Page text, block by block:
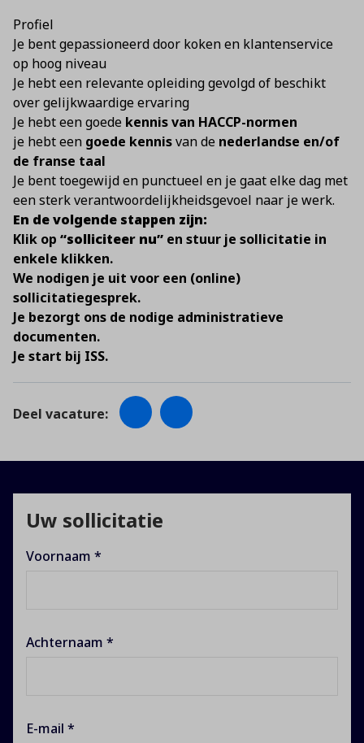
Profiel
Je bent gepassioneerd door koken en klantenservice
op hoog niveau
Je hebt een relevante opleiding gevolgd of beschikt
over gelijkwaardige ervaring
Je hebt een goede kennis van HACCP-normen
je hebt een goede kennisvan de nederlandse en/of
de franse taal
Je bent toegewijd en punctueel en je gaat elke dag met
een sterk verantwoordelijkheidsgevoel naar je werk.
En de volgende stappen zijn:
Klik op “solliciteer nu” en stuur je sollicitatie in
enkele klikken.
We nodigen je uit voor een (online)
sollicitatiegesprek.
Je bezorgt ons de nodige administratieve
documenten.
Je start bij ISS.
Deel vacature:
Uw sollicitatie
Voornaam *
Achternaam *
E-mail *